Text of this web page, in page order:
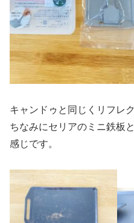
キャンドゥと同じくリフレ
ちなみにセリアのミニ鉄板
感じです。